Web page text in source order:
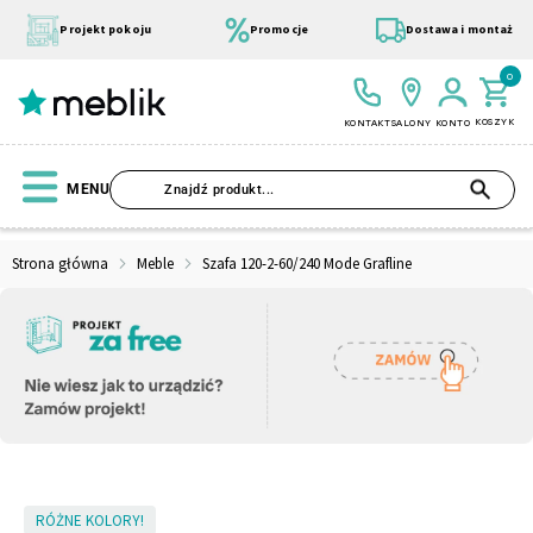
treści
Projekt pokoju Promocje Dostawa i montaż
KONTAKTSALONY KONTO KOSZYK
0
MENU
Strona główna Meble Szafa 120-2-60/240 Mode Grafline
SkipRÓŻNE KOLORY!
Wszystkie Kolekcje Modułowe
Szafa Łóżko
Materace Pufy